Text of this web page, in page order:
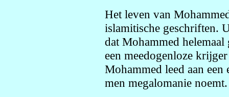
Het leven van
islamitische geschriften.
dat Mohammed
een meedogenloze
Mohammed leed aan
men megalomanie noemt.